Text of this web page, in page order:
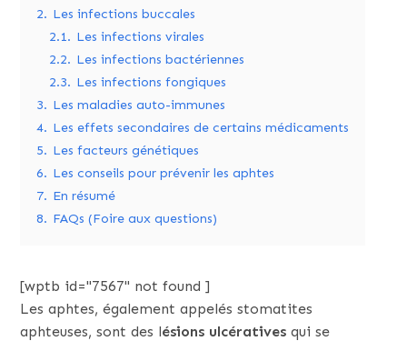
2. Les infections buccales
2.1. Les infections virales
2.2. Les infections bactériennes
2.3. Les infections fongiques
3. Les maladies auto-immunes
4. Les effets secondaires de certains médicaments
5. Les facteurs génétiques
6. Les conseils pour prévenir les aphtes
7. En résumé
8. FAQs (Foire aux questions)
[wptb id="7567" not found ]
Les aphtes, également appelés stomatites
aphteuses, sont des lésions ulcératives qui se